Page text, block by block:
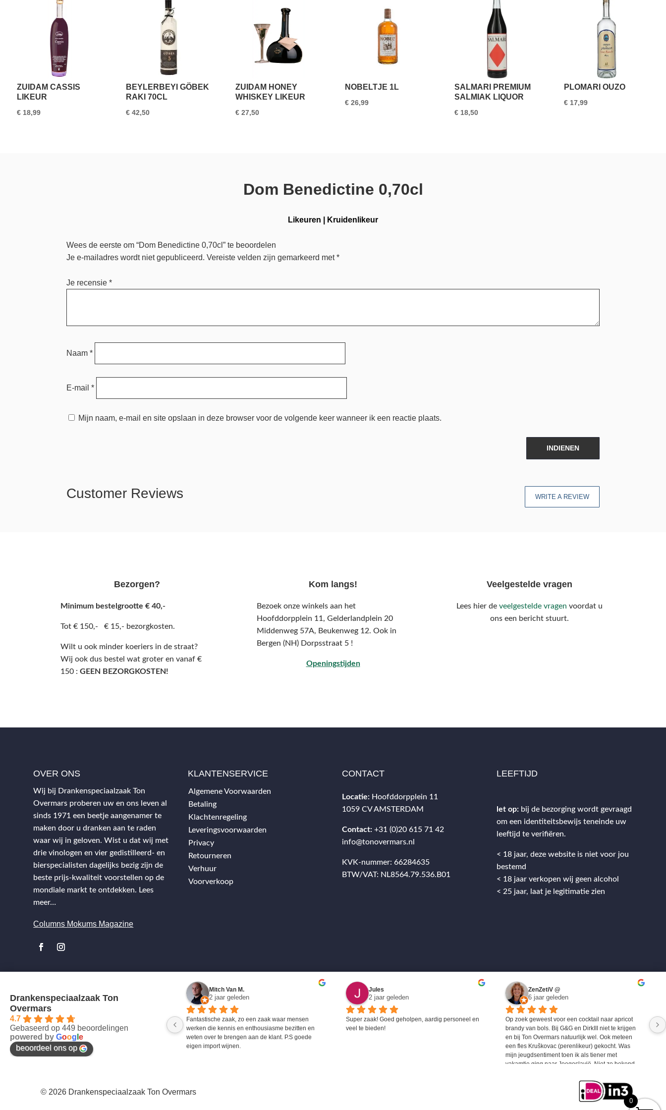
ZUIDAM CASSIS
LIKEUR
€18,99
BEYLERBEYI GÖBEK
RAKI 70CL
€ 42,50
ZUIDAM HONEY
WHISKEY LIKEUR
€ 27,50
NOBELTJE 1L
€ 26,99
SALMARI PREMIUM
SALMIAK LIQUOR
€ 18,50
PLOMARI OUZO
€17,99
Dom Benedictine 0,70cl
Likeuren Kruidenlikeur
Wees de eerste om “Dom Benedictine 0,70cl” te beoordelen
Je e-mailadres wordt niet gepubliceerd. Vereiste velden zijn gemarkeerd met*
Je recensie*
Naam*
E-mail*
Mijn naam, e-mail en site opslaan in deze browser voor de volgende keer wanneer ik een reactie plaats.
INDIENEN
Customer Reviews WRITE A REVIEW
Bezorgen?
Minimum bestelgrootte € 40,-
Tot € 150,- € 15,- bezorgkosten.
Wilt u ook minder koeriers in de straat?
Wij ook dus bestel wat groter en vanaf €
150 : GEEN BEZORGKOSTEN!
Kom langs!
Bezoek onze winkels aan het
Hoofddorpplein 11, Gelderlandplein 20
Middenweg 57A, Beukenweg 12. Ook in
Bergen (NH) Dorpsstraat 5 !
Openingstijden
Veelgestelde vragen
Lees hier de veelgestelde vragen voordat u
ons een bericht stuurt.
OVER ONS
Wij bij Drankenspeciaalzaak Ton
Overmars proberen uw en ons leven al
sinds 1971 een beetje aangenamer te
maken door u dranken aan te raden
waar wij in geloven. Wist u dat wij met
drie vinologen en vier gedistilleerd- en
bierspecialisten dagelijks bezig zijn de
beste prijs-kwaliteit voorstellen op de
mondiale markt te ontdekken. Lees
meer…
Columns Mokums Magazine
KLANTENSERVICE
Algemene Voorwaarden
Betaling
Klachtenregeling
Leveringsvoorwaarden
Privacy
Retourneren
Verhuur
Voorverkoop
CONTACT
Locatie: Hoofddorpplein 11
1059 CV AMSTERDAM
Contact: +31 (0)20 615 71 42
info@tonovermars.nl
KVK-nummer: 66284635
BTW/VAT: NL8564.79.536.B01
LEEFTIJD
let op: bij de bezorging wordt gevraagd
om een identiteitsbewijs teneinde uw
leeftijd te verifiëren.
< 18 jaar, deze website is niet voor jou
bestemd
< 18 jaar verkopen wij geen alcohol
< 25 jaar, laat je legitimatie zien
Drankenspeciaalzaak Ton
Overmars
4.7
Gebaseerd op 449 beoordelingen
powered by Goog e
beoordeel ons op
Mitch Van M.
2 jaar geleden
Fantastische zaak, zo een zaak waar mensen
werken die kennis en enthousiasme bezitten en
weten over te brengen aan de klant. P.S goede
eigen import wijnen.
Jules
2 jaar geleden
Super zaak! Goed geholpen, aardig personeel en
veel te bieden!
ZenZetiV @
6 jaar geleden
Op zoek geweest voor een cocktail naar apricot
brandy van bols. Bij G&G en DirkIII niet te krijgen
en bij Ton Overmars natuurlijk wel. Ook meteen
een fles Kruškovac (perenlikeur) gekocht. Was
mijn jeugdsentiment toen ik als tiener met
vakamtie ging naar Joegoslavië. Niet zo bekend
© 2026 Drankenspeciaalzaak Ton Overmars
0